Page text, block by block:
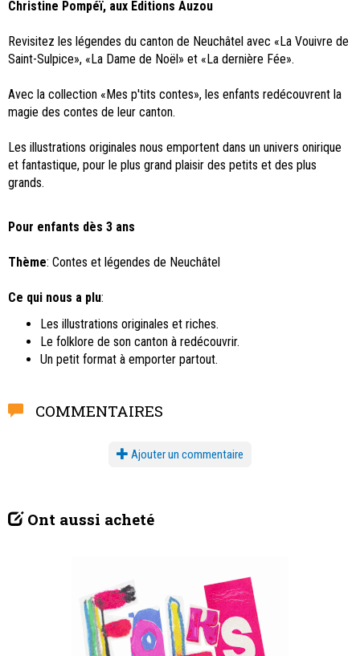
Christine Pompéï, aux Editions Auzou
Revisitez les légendes du canton de Neuchâtel avec «La Vouivre de
Saint-Sulpice», «La Dame de Noël» et «La dernière Fée».
Avec la collection «Mes p'tits contes», les enfants redécouvrent la
magie des contes de leur canton.
Les illustrations originales nous emportent dans un univers onirique
et fantastique, pour le plus grand plaisir des petits et des plus
grands.
Pour enfants dès 3 ans
Thème: Contes et légendes de Neuchâtel
Ce qui nous a plu:
Les illustrations originales et riches.
Le folklore de son canton à redécouvrir.
Un petit format à emporter partout.
COMMENTAIRES
Ajouter un commentaire
Ont aussi acheté